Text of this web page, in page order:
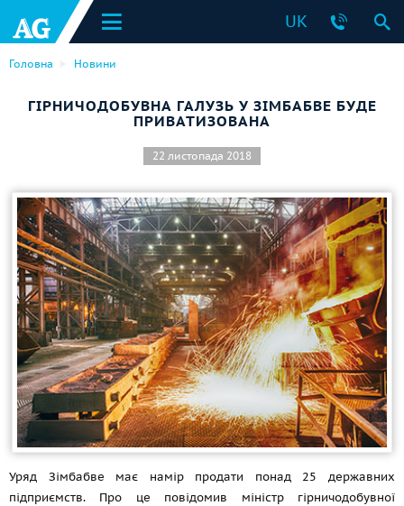
UK
Головна Новини
ГІРНИЧОДОБУВНА ГАЛУЗЬ У ЗІМБАБВЕ БУДЕ
ПРИВАТИЗОВАНА
22 листопада 2018
Уряд Зімбабве має намір продати понад 25 державних
підприємств. Про це повідомив міністр гірничодобувної